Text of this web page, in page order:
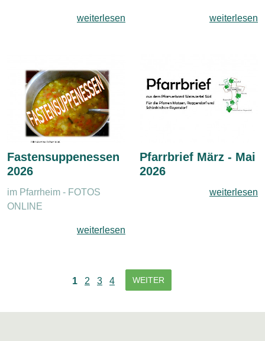
weiterlesen weiterlesen
Fastensuppenessen
2026
im Pfarrheim - FOTOS
ONLINE
weiterlesen
Pfarrbrief März - Mai
2026
weiterlesen
1 2 3 4 WEITER